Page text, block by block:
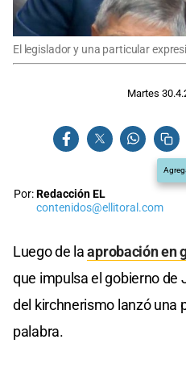
El legislador y una particular
Martes
Por:Redacción EL
contenidos@ellitoral.com
Luego de laaprobación en
que impulsa el gobierno de
del kirchnerismo lanzó una
palabra.